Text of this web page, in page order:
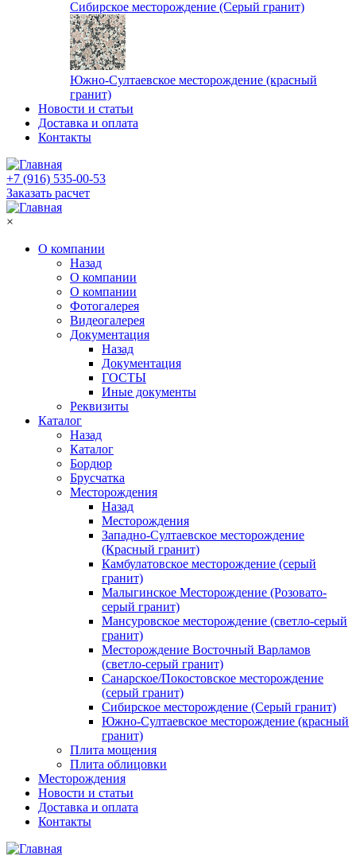
Сибирское месторождение (Серый гранит)
Южно-Султаевское месторождение (красный
гранит)
Новости и статьи
Доставка и оплата
Контакты
+7 (916) 535-00-53
Заказать расчет
×
О компании
Назад
О компании
О компании
Фотогалерея
Видеогалерея
Документация
Назад
Документация
ГОСТЫ
Иные документы
Реквизиты
Каталог
Назад
Каталог
Бордюр
Брусчатка
Месторождения
Назад
Месторождения
Западно-Султаевское месторождение
(Красный гранит)
Камбулатовское месторождение (cерый
гранит)
Малыгинское Месторождение (Розовато-
серый гранит)
Мансуровское месторождение (светло-серый
гранит)
Месторождение Восточный Варламов
(светло-серый гранит)
Санарское/Покостовское месторождение
(серый гранит)
Сибирское месторождение (Серый гранит)
Южно-Султаевское месторождение (красный
гранит)
Плита мощения
Плита облицовки
Месторождения
Новости и статьи
Доставка и оплата
Контакты